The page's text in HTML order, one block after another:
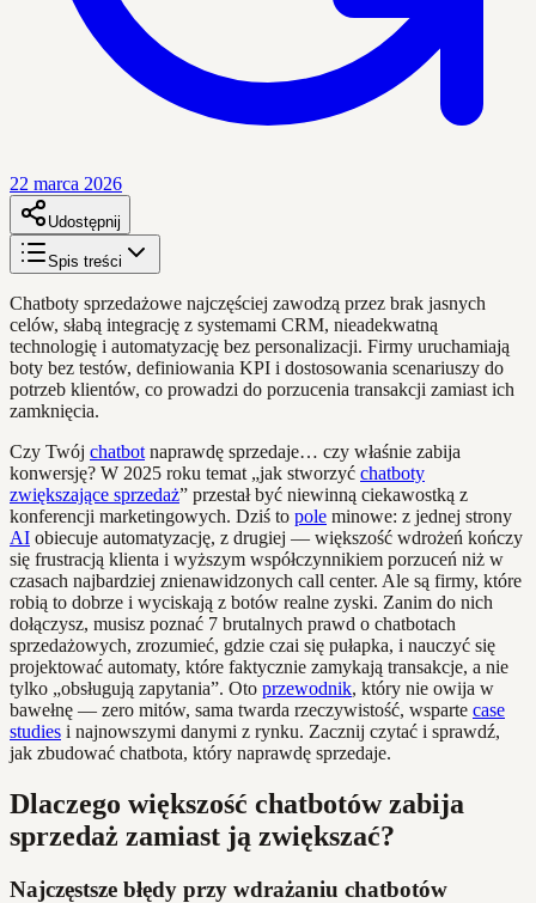
22 marca 2026
Udostępnij
Spis treści
Chatboty sprzedażowe najczęściej zawodzą przez brak jasnych
celów, słabą integrację z systemami CRM, nieadekwatną
technologię i automatyzację bez personalizacji. Firmy uruchamiają
boty bez testów, definiowania KPI i dostosowania scenariuszy do
potrzeb klientów, co prowadzi do porzucenia transakcji zamiast ich
zamknięcia.
Czy Twój chatbot naprawdę sprzedaje… czy właśnie zabija
konwersję? W 2025 roku temat „jak stworzyć chatboty
zwiększające sprzedaż” przestał być niewinną ciekawostką z
konferencji marketingowych. Dziś to pole minowe: z jednej strony
AI obiecuje automatyzację, z drugiej — większość wdrożeń kończy
się frustracją klienta i wyższym współczynnikiem porzuceń niż w
czasach najbardziej znienawidzonych call center. Ale są firmy, które
robią to dobrze i wyciskają z botów realne zyski. Zanim do nich
dołączysz, musisz poznać 7 brutalnych prawd o chatbotach
sprzedażowych, zrozumieć, gdzie czai się pułapka, i nauczyć się
projektować automaty, które faktycznie zamykają transakcje, a nie
tylko „obsługują zapytania”. Oto przewodnik, który nie owija w
bawełnę — zero mitów, sama twarda rzeczywistość, wsparte case
studies i najnowszymi danymi z rynku. Zacznij czytać i sprawdź,
jak zbudować chatbota, który naprawdę sprzedaje.
Dlaczego większość chatbotów zabija
sprzedaż zamiast ją zwiększać?
Najczęstsze błędy przy wdrażaniu chatbotów